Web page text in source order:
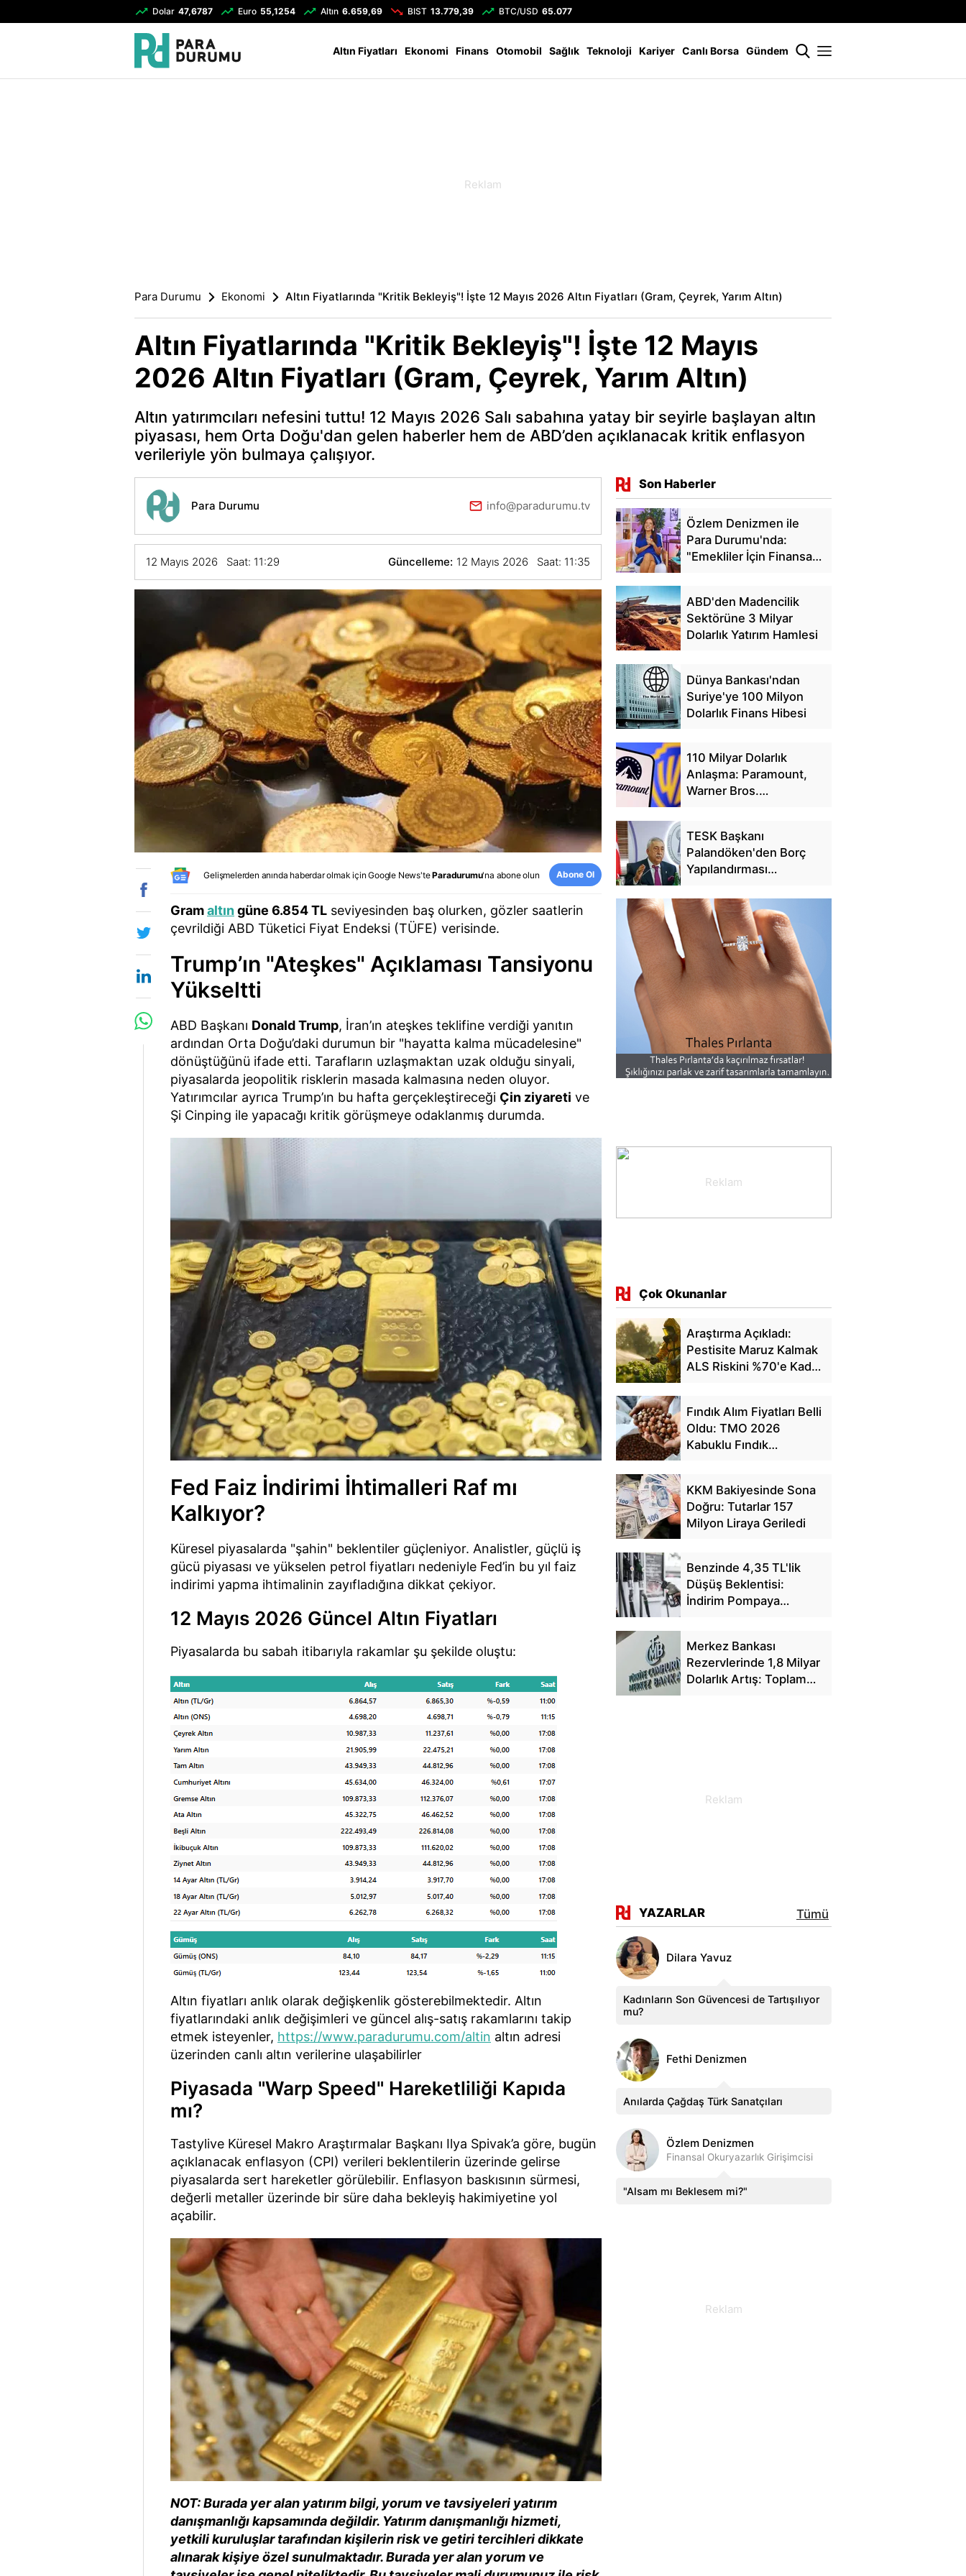
Dolar 47,6787 Euro 55,1254 Altın 6.659,69 BIST 13.779,39 BTC/USD 65.077
Altın Fiyatları Ekonomi Finans Otomobil Sağlık Teknoloji Kariyer Canlı Borsa Gündem
Para Durumu Ekonomi Altın Fiyatlarında "Kritik Bekleyiş"! İşte 12 Mayıs 2026 Altın Fiyatları (Gram, Çeyrek, Yarım Altın)
Altın Fiyatlarında "Kritik Bekleyiş"! İşte 12 Mayıs
2026 Altın Fiyatları (Gram, Çeyrek, Yarım Altın)
Altın yatırımcıları nefesini tuttu! 12 Mayıs 2026 Salı sabahına yatay bir seyirle başlayan altın
piyasası, hem Orta Doğu'dan gelen haberler hem de ABD’den açıklanacak kritik enflasyon
verileriyle yön bulmaya çalışıyor.
Para Durumu info@paradurumu.tv
12 Mayıs 2026 Saat: 11:29 Güncelleme: 12 Mayıs 2026 Saat: 11:35
Gelişmelerden anında haberdar olmak içinGoogle News'teParadurumu'na abone olun Abone Ol
Gramaltıngüne 6.854 TL seviyesinden baş olurken, gözler saatlerin
çevrildiği ABD Tüketici Fiyat Endeksi (TÜFE) verisinde.
Trump’ın "Ateşkes" Açıklaması Tansiyonu
Yükseltti
ABD Başkanı Donald Trump, İran’ın ateşkes teklifine verdiği yanıtın
ardından Orta Doğu’daki durumun bir "hayatta kalma mücadelesine"
dönüştüğünü ifade etti. Tarafların uzlaşmaktan uzak olduğu sinyali,
piyasalarda jeopolitik risklerin masada kalmasına neden oluyor.
Yatırımcılar ayrıca Trump’ın bu hafta gerçekleştireceği Çin ziyareti ve
Şi Cinping ile yapacağı kritik görüşmeye odaklanmış durumda.
Fed Faiz İndirimi İhtimalleri Raf mı
Kalkıyor?
Küresel piyasalarda "şahin" beklentiler güçleniyor. Analistler, güçlü iş
gücü piyasası ve yükselen petrol fiyatları nedeniyle Fed’in bu yıl faiz
indirimi yapma ihtimalinin zayıfladığına dikkat çekiyor.
12 Mayıs 2026 Güncel Altın Fiyatları
Piyasalarda bu sabah itibarıyla rakamlar şu şekilde oluştu:
Altın fiyatları anlık olarak değişkenlik gösterebilmektedir. Altın
fiyatlarındaki anlık değişimleri ve güncel alış-satış rakamlarını takip
etmek isteyenler, https://www.paradurumu.com/altin altın adresi
üzerinden canlı altın verilerine ulaşabilirler
Piyasada "Warp Speed" Hareketliliği Kapıda
mı?
Tastylive Küresel Makro Araştırmalar Başkanı Ilya Spivak’a göre, bugün
açıklanacak enflasyon (CPI) verileri beklentilerin üzerinde gelirse
piyasalarda sert hareketler görülebilir. Enflasyon baskısının sürmesi,
değerli metaller üzerinde bir süre daha bekleyiş hakimiyetine yol
açabilir.
NOT: Burada yer alan yatırım bilgi, yorum ve tavsiyeleri yatırım
danışmanlığı kapsamında değildir. Yatırım danışmanlığı hizmeti,
yetkili kuruluşlar tarafından kişilerin risk ve getiri tercihleri dikkate
alınarak kişiye özel sunulmaktadır. Burada yer alan yorum ve
Son Haberler
Özlem Denizmen ile
Para Durumu'nda:
"Emekliler İçin Finansal
ABD'den Madencilik
Sektörüne 3 Milyar
Dolarlık Yatırım Hamlesi
Dünya Bankası'ndan
Suriye'ye 100 Milyon
Dolarlık Finans Hibesi
110 Milyar Dolarlık
Anlaşma: Paramount,
Warner Bros.
TESK Başkanı
Palandöken'den Borç
Yapılandırması
228 Bin Başvuru
Çok Okunanlar
Araştırma Açıkladı:
Pestisite Maruz Kalmak
ALS Riskini %70'e Kadar
Fındık Alım Fiyatları Belli
Oldu: TMO 2026
Kabuklu Fındık
KKM Bakiyesinde Sona
Doğru: Tutarlar 157
Milyon Liraya Geriledi
Benzinde 4,35 TL'lik
Düşüş Beklentisi:
İndirim Pompaya
Merkez Bankası
Rezervlerinde 1,8 Milyar
Dolarlık Artış: Toplam
YAZARLAR Tümü
Dilara Yavuz
Kadınların Son Güvencesi de Tartışılıyor
mu?
Fethi Denizmen
Anılarda Çağdaş Türk Sanatçıları
Özlem Denizmen
Finansal Okuryazarlık Girişimcisi
"Alsam mı Beklesem mi?"